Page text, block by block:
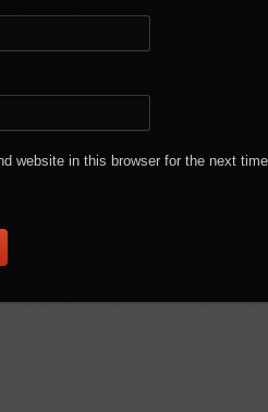
website in this browser for the next